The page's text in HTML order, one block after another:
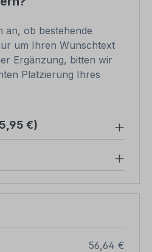
an, ob bestehende
um Ihren Wunschtext
Ergänzung, bitten wir
Platzierung Ihres
€)
56,64 €